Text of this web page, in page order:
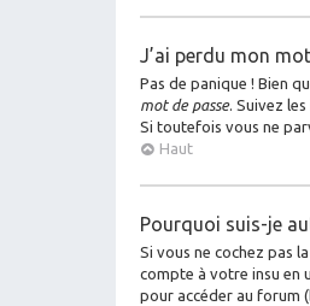
J’ai perdu mon
Pas de panique ! Bien
mot de passe. Suivez
Si toutefois vous ne
Haut
Pourquoi suis-je
Si vous ne cochez pas la
compte à votre insu en
pour accéder au forum